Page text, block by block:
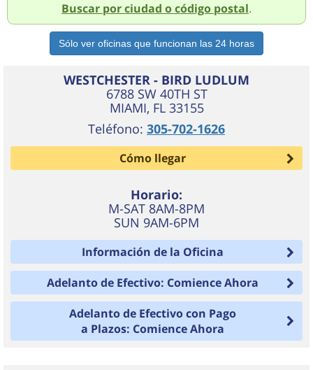
Buscar por ciudad o código postal.
WESTCHESTER - BIRD LUDLUM
6788 SW 40TH ST
MIAMI, FL 33155
Teléfono: 305-702-1626
Cómo llegar
Horario:
M-SAT 8AM-8PM
SUN 9AM-6PM
Información de la Oficina
Adelanto de Efectivo: Comience Ahora
Adelanto de Efectivo con Pago
a Plazos: Comience Ahora